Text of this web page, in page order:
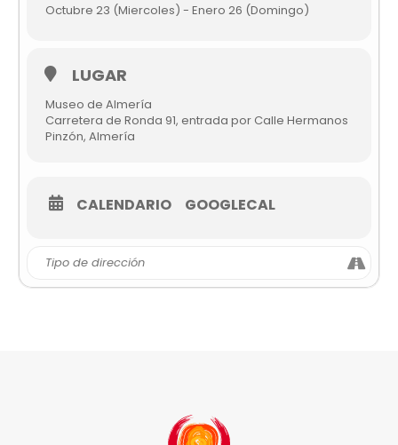
Octubre 23 (Miercoles) - Enero 26 (Domingo)
LUGAR
Museo de Almería
Carretera de Ronda 91, entrada por Calle Hermanos
Pinzón, Almería
CALENDARIO GOOGLECAL